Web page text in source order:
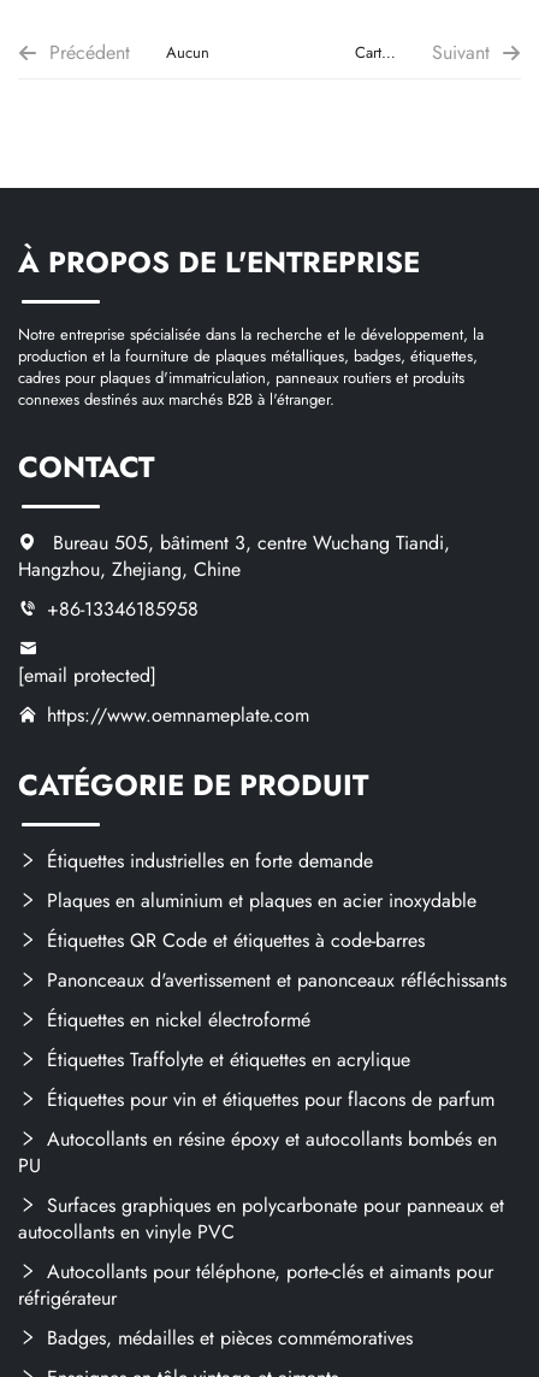
Précédent Aucun Suivant
Cartes
mesure
gravure
code-
barres
unique |
en alliage
À PROPOS DE L'ENTREPRISE
Notre entreprise spécialisée dans la recherche et le développement, la
production et la fourniture de plaques métalliques, badges, étiquettes,
cadres pour plaques d'immatriculation, panneaux routiers et produits
connexes destinés aux marchés B2B à l'étranger.
CONTACT
Bureau 505, bâtiment 3, centre Wuchang Tiandi,
Hangzhou, Zhejiang, Chine
+86-13346185958
[email protected]
https://www.oemnameplate.com
CATÉGORIE DE PRODUIT
Étiquettes industrielles en forte demande
Plaques en aluminium et plaques en acier inoxydable
Étiquettes QR Code et étiquettes à code-barres
Panonceaux d'avertissement et panonceaux réfléchissants
Étiquettes en nickel électroformé
Étiquettes Traffolyte et étiquettes en acrylique
Étiquettes pour vin et étiquettes pour flacons de parfum
Autocollants en résine époxy et autocollants bombés en
PU
Surfaces graphiques en polycarbonate pour panneaux et
autocollants en vinyle PVC
Autocollants pour téléphone, porte-clés et aimants pour
réfrigérateur
Badges, médailles et pièces commémoratives